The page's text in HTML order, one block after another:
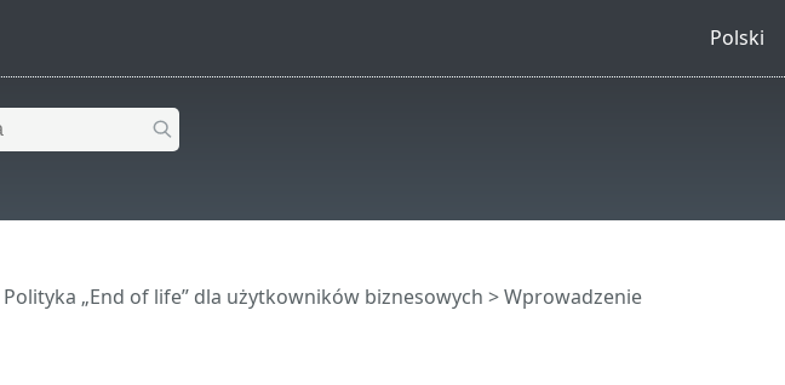
Polski
Polityka „End of life” dla użytkowników biznesowych >Wprowadzenie